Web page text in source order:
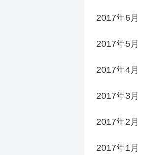
2017年6月
2017年5月
2017年4月
2017年3月
2017年2月
2017年1月